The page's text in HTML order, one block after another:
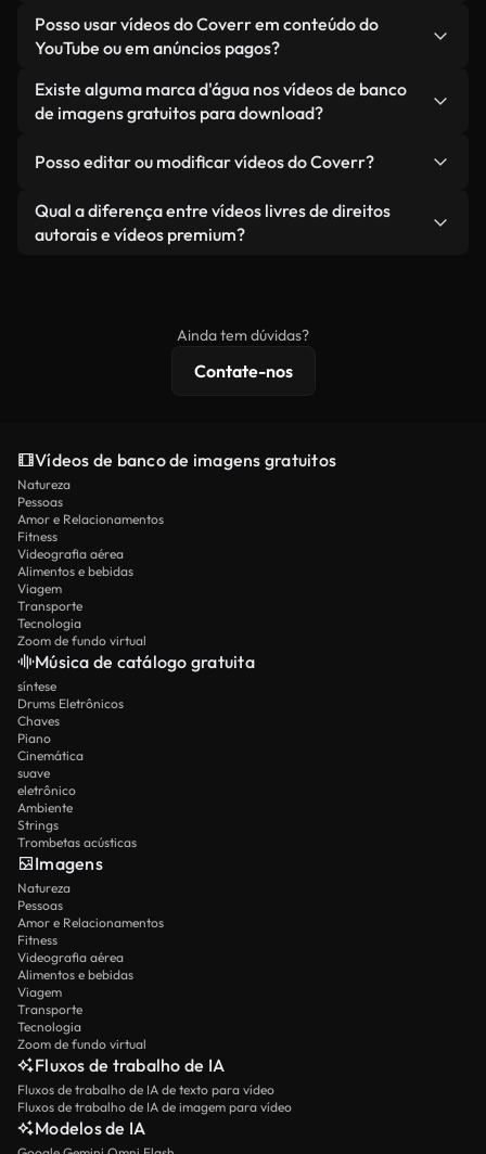
como LCP.
"HomeCidade ao pôr do sol" — e o Studio gerará
um vídeo personalizado para você em segundos,
alinhado com nossos padrões de licenciamento.
Não é necessário dar crédito. Todos os vídeos em
nossa biblioteca são livres de direitos autorais e
embora isso seja sempre bem-vindo.
Posso usar vídeos do Coverr em conteúdo do
YouTube ou em anúncios pagos?
Sim. Todas as imagens de arquivo da Coverr
podem ser usadas em vídeos monetizados do
de clientes — desde que você não esteja
como um produto independente.
Existe alguma marca d'água nos vídeos de banco
de imagens gratuitos para download?
reais ou gerados por IA — inclui marcas d'água.
Você recebe imagens limpas e prontas para usar.
Posso editar ou modificar vídeos do Coverr?
Sim. Você pode cortar, recortar ou remixar nossos
vídeos livremente. Apenas certifique-se de que o
Qual a diferença entre vídeos livres de direitos
autorais e vídeos premium?
licenciamento estendidas.
Ainda tem dúvidas?
Contate-nos
Vídeos de banco de imagens gratuitos
Natureza
Pessoas
Amor e Relacionamentos
Fitness
Videografia aérea
Alimentos e bebidas
Viagem
Transporte
Tecnologia
Zoom de fundo virtual
Música de catálogo gratuita
síntese
Drums Eletrônicos
Chaves
Piano
Cinemática
suave
eletrônico
Ambiente
Strings
Trombetas acústicas
Imagens
Natureza
Pessoas
Amor e Relacionamentos
Fitness
Videografia aérea
Alimentos e bebidas
Viagem
Transporte
Tecnologia
Zoom de fundo virtual
Fluxos de trabalho de IA
Fluxos de trabalho de IA de texto para vídeo
Fluxos de trabalho de IA de imagem para vídeo
Modelos de IA